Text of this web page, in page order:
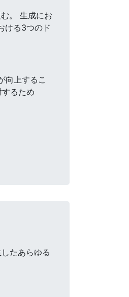
。 生成にお
ける3つのド
向上するこ
るため
たあらゆる